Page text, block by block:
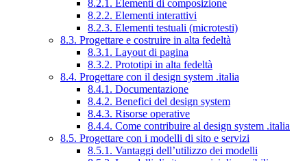
8.2.1. Elementi di composizione
8.2.2. Elementi interattivi
8.2.3. Elementi testuali (microtesti)
8.3. Progettare e costruire in alta fedeltà
8.3.1. Layout di pagina
8.3.2. Prototipi in alta fedeltà
8.4. Progettare con il design system .italia
8.4.1. Documentazione
8.4.2. Benefici del design system
8.4.3. Risorse operative
8.4.4. Come contribuire al design system .italia
8.5. Progettare con i modelli di sito e servizi
8.5.1. Vantaggi dell’utilizzo dei modelli